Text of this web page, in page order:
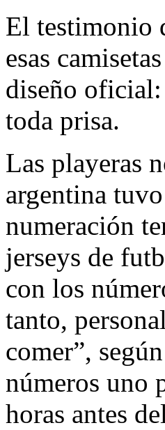
El testimonio
esas
diseño oficial:
toda prisa.
Las playeras
argentina
numeración
jerseys de
con los
tanto,
comer”,
números uno
horas antes